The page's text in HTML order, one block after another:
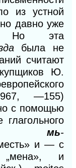
из устной
давно уже
Но эта
была не
считают
щиков Ю.
—155)
с помощью
глагольного
мь-
и — с
„мена», и